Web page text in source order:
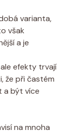
varianta,
však
a je
efekty trvají
že při častém
a být více
na mnoha